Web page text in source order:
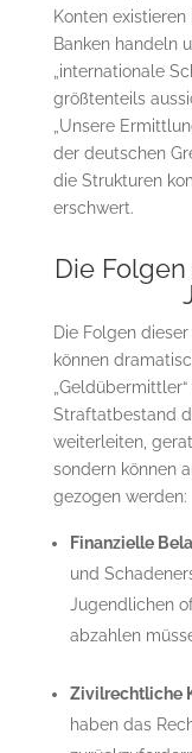
Konten
Banken handeln
„internationale
größtenteils
„Unsere
der deutschen
die Strukturen
erschwert.
Die
Die Folgen
können
Straftatbestand
weiterleiten,
sondern können
gezogen werden:
Finanzielle
und
Jugendlichen
abzahlen
Zivilrechtliche
haben das